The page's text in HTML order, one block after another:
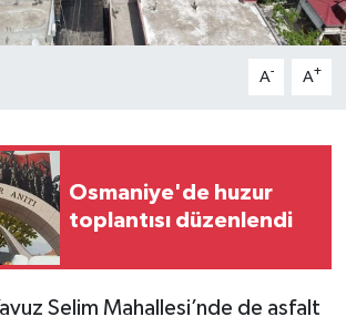
A- A+
Osmaniye'de huzur
toplantısı düzenlendi
Selim Mahallesi’nde de asfalt